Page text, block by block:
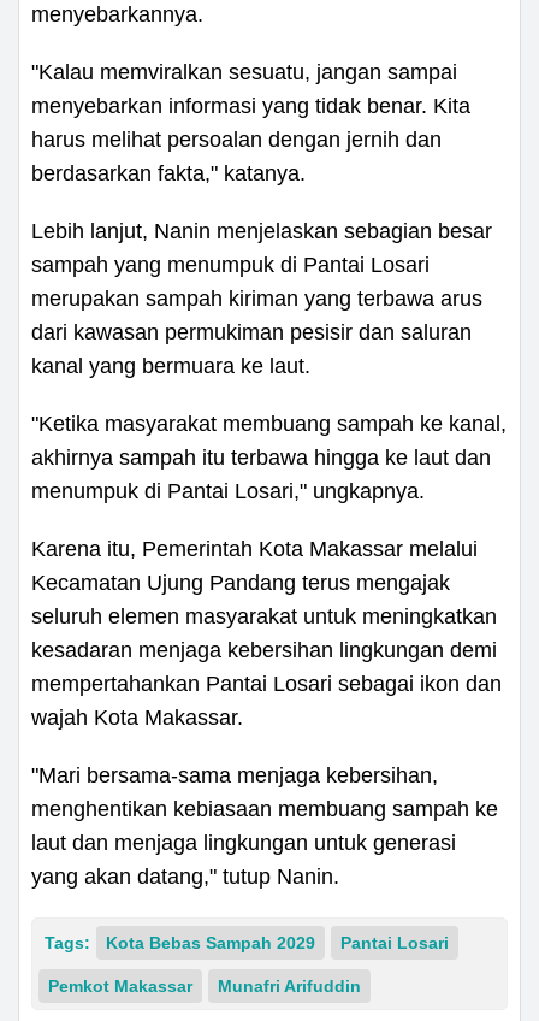
menyebarkannya.
"Kalau memviralkan sesuatu, jangan sampai
menyebarkan informasi yang tidak benar. Kita
harus melihat persoalan dengan jernih dan
berdasarkan fakta," katanya.
Lebih lanjut, Nanin menjelaskan sebagian besar
sampah yang menumpuk di Pantai Losari
merupakan sampah kiriman yang terbawa arus
dari kawasan permukiman pesisir dan saluran
kanal yang bermuara ke laut.
"Ketika masyarakat membuang sampah ke kanal,
akhirnya sampah itu terbawa hingga ke laut dan
menumpuk di Pantai Losari," ungkapnya.
Karena itu, Pemerintah Kota Makassar melalui
Kecamatan Ujung Pandang terus mengajak
seluruh elemen masyarakat untuk meningkatkan
kesadaran menjaga kebersihan lingkungan demi
mempertahankan Pantai Losari sebagai ikon dan
wajah Kota Makassar.
"Mari bersama-sama menjaga kebersihan,
menghentikan kebiasaan membuang sampah ke
laut dan menjaga lingkungan untuk generasi
yang akan datang," tutup Nanin.
Tags: Kota Bebas Sampah 2029 Pantai Losari
Pemkot Makassar Munafri Arifuddin